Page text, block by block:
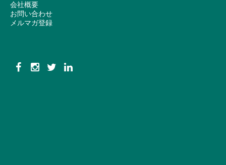
会社概要
お問い合わせ
メルマガ登録